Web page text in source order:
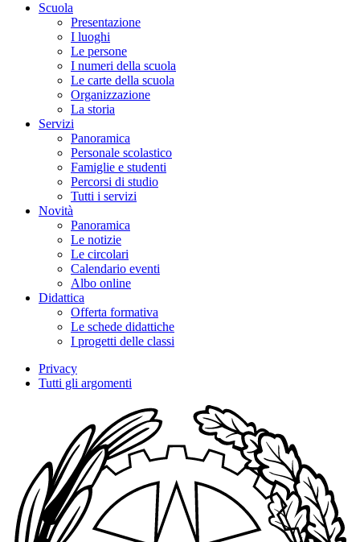
Scuola
Presentazione
I luoghi
Le persone
I numeri della scuola
Le carte della scuola
Organizzazione
La storia
Servizi
Panoramica
Personale scolastico
Famiglie e studenti
Percorsi di studio
Tutti i servizi
Novità
Panoramica
Le notizie
Le circolari
Calendario eventi
Albo online
Didattica
Offerta formativa
Le schede didattiche
I progetti delle classi
Privacy
Tutti gli argomenti